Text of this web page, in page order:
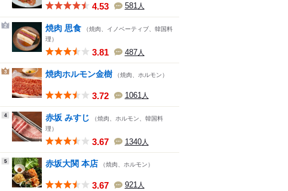
4.53 581人
2 焼肉 思食 （焼肉、イノベーティブ、韓国料
理）
3.81 487人
3 焼肉ホルモン金樹 （焼肉、ホルモン）
3.72 1061人
4 赤坂 みすじ
（焼肉、ホルモン、韓国料
理）
3.67 1340人
5 赤坂大関 本店 （焼肉、ホルモン）
3.67 921人